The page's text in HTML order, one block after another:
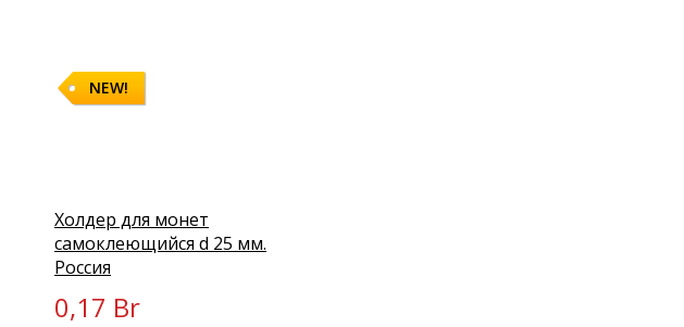
NEW!
Холдер для монет
самоклеющийся d 25 мм.
Россия
0,17 Br